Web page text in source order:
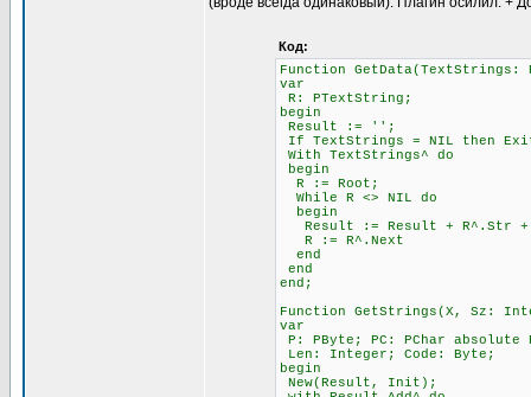
Код:
Function
var
R: PTextString;
begin
Result := '';
If TextStrings = NIL then
With TextStrings^ do
begin
R := Root;
While R <> NIL do
begin
Result := Result + R^.Str +
R := R^.Next
end
end
end;
Function GetStrings(X, Sz:
var
P: PByte; PC: PChar absolute
Len: Integer; Code: Byte;
begin
New(Result, Init);